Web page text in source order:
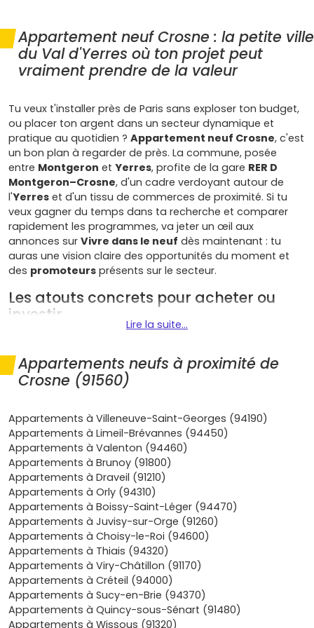
Appartement neuf Crosne : la petite ville
du Val d'Yerres où ton projet peut
vraiment prendre de la valeur
Tu veux t'installer près de Paris sans exploser ton budget,
ou placer ton argent dans un secteur dynamique et
pratique au quotidien ? Appartement neuf Crosne, c'est
un bon plan à regarder de près. La commune, posée
entre Montgeron et Yerres, profite de la gare RER D
Montgeron–Crosne, d'un cadre verdoyant autour de
l'Yerres et d'un tissu de commerces de proximité. Si tu
veux gagner du temps dans ta recherche et comparer
rapidement les programmes, va jeter un œil aux
annonces sur Vivre dans le neuf dès maintenant : tu
auras une vision claire des opportunités du moment et
des promoteurs présents sur le secteur.
Les atouts concrets pour acheter ou
investir
destination intéressante pour ton projet immobilier :
Mobilité et proximité
Villeneuve‑Saint‑Georges , et l'A86/A6 à quelques
kilomètres. Compte environ25 à 30 minutes pour
rejoindreParis‑Gare‑de‑Lyonen heures creuses.
Cadre de vie: bords de l'Yerres
et architecture à taille humaine. Idéal si tu veux un
quotidien plus serein tout en restant connecté à
l'Île‑de‑France.
Demande locative : le secteur attire des actifs
travaillant sur les pôles de l'est parisien et des
familles en quête de loyers raisonnables et d'écoles
accessibles. Pour unT2bien situé, la tension locative
est généralement bonne.
Confort du neuf: isolation performante
espaces extérieurs (balcon, terrasse, jardinet)
fréquents, places de stationnement et charges
Lire la suite...
Appartements neufs à proximité de
Crosne (91560)
Appartements à Villeneuve-Saint-Georges (94190)
Appartements à Limeil-Brévannes (94450)
Appartements à Valenton (94460)
Appartements à Brunoy (91800)
Appartements à Draveil (91210)
Appartements à Orly (94310)
Appartements à Boissy-Saint-Léger (94470)
Appartements à Juvisy-sur-Orge (91260)
Appartements à Choisy-le-Roi (94600)
Appartements à Thiais (94320)
Appartements à Viry-Châtillon (91170)
Appartements à Créteil (94000)
Appartements à Sucy-en-Brie (94370)
Appartements à Quincy-sous-Sénart (91480)
Appartements à Wissous (91320)